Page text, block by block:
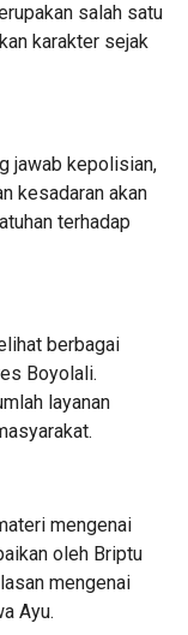
salah satu
karakter sejak
jawab kepolisian,
kesadaran akan
terhadap
berbagai
Boyolali.
layanan
mengenai
oleh Briptu
mengenai
Ayu.